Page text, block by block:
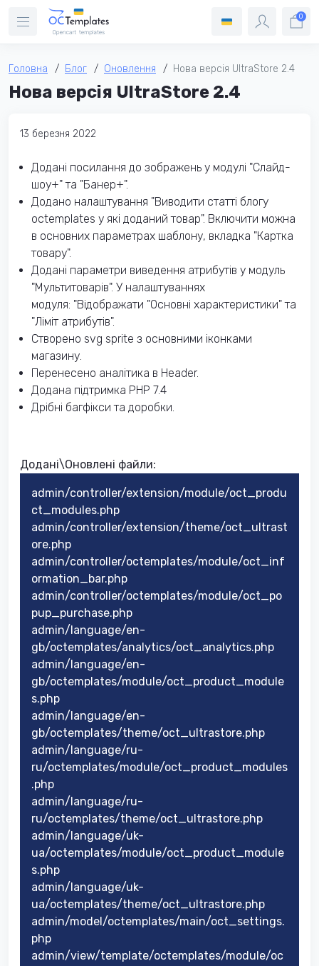
0
Головна Блог Оновлення Нова версія UltraStore 2.4
Нова версія UltraStore 2.4
13 березня 2022
Додані посилання до зображень у модулі "Слайд-
шоу+" та "Банер+".
Додано налаштування "Виводити статті блогу
octemplates у які доданий товар". Включити можна
в основних параметрах шаблону, вкладка "Картка
товару".
Додані параметри виведення атрибутів у модуль
"Мультитоварів". У налаштуваннях
модуля: "Відображати "Основні характеристики" та
"Ліміт атрибутів".
Створено svg sprite з основними іконками
магазину.
Перенесено аналітика в Header.
Додана підтримка PHP 7.4
Дрібні багфікси та доробки.
Додані\Оновлені файли:
admin/controller/extension/module/oct_produ
ct_modules.php
admin/controller/extension/theme/oct_ultrast
ore.php
admin/controller/octemplates/module/oct_inf
ormation_bar.php
admin/controller/octemplates/module/oct_po
pup_purchase.php
admin/language/en-
gb/octemplates/analytics/oct_analytics.php
admin/language/en-
gb/octemplates/module/oct_product_module
s.php
admin/language/en-
gb/octemplates/theme/oct_ultrastore.php
admin/language/ru-
ru/octemplates/module/oct_product_modules
.php
admin/language/ru-
ru/octemplates/theme/oct_ultrastore.php
admin/language/uk-
ua/octemplates/module/oct_product_module
s.php
admin/language/uk-
ua/octemplates/theme/oct_ultrastore.php
admin/model/octemplates/main/oct_settings.
php
admin/view/template/octemplates/module/oc